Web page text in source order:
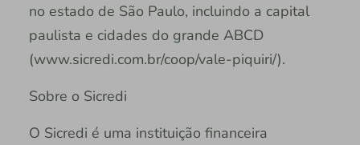
no estado de São Paulo, incluindo a capital
paulista e cidades do grande ABCD
(www.sicredi.com.br/coop/vale-piquiri/).
Sobre o Sicredi
O Sicredi é uma instituição financeira